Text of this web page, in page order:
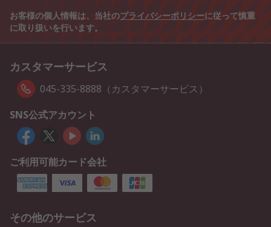
お客様の個人情報は、当社のプライバシーポリシーに従って慎重
に取り扱いを行います。
カスタマーサービス
045-335-8888（カスタマーサービス）
SNS公式アカウント
ご利用可能カード会社
その他のサービス